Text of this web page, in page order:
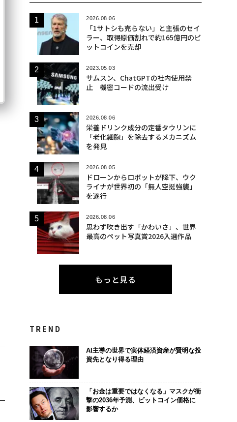
2026.08.06
「1サトシも売らない」と主張のセイ
ラー、取得原価割れで約165億円のビ
ットコインを売却
2023.05.03
サムスン、ChatGPTの社内使用禁
止 機密コードの流出受け
2026.08.06
栄養ドリンク成分の定番タウリンに
「老化細胞」を除去するメカニズム
を発見
2026.08.05
ドローンからロボットが降下、ウク
ライナが世界初の「無人空挺強襲」
を遂行
2026.08.06
思わず吹き出す「かわいさ」、世界
最高のペット写真賞2026入選作品
もっと見る
TREND
AI主導の世界で実体経済資産が賢明な投
資先となり得る理由
「お金は重要ではなくなる」マスクが衝
撃の2036年予測、ビットコイン価格に
影響するか